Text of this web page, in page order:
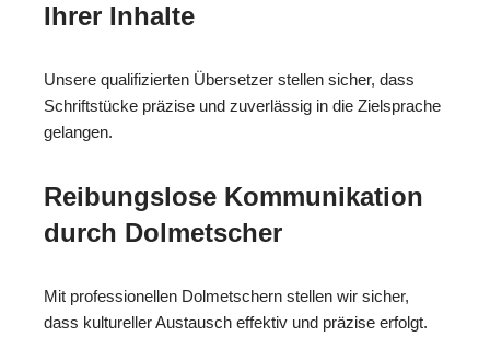
Ihrer Inhalte
Unsere qualifizierten Übersetzer stellen sicher, dass
Schriftstücke präzise und zuverlässig in die Zielsprache
gelangen.
Reibungslose Kommunikation
durch Dolmetscher
Mit professionellen Dolmetschern stellen wir sicher,
dass kultureller Austausch effektiv und präzise erfolgt.